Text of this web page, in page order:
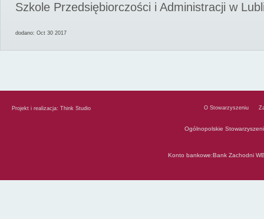
Szkole Przedsiębiorczości i Administracji w
dodano: Oct 30 2017
Projekt i realizacja: Think Studio O Stowarzyszeniu
Ogólnopolskie
Konto bankowe:Bank Zachodni